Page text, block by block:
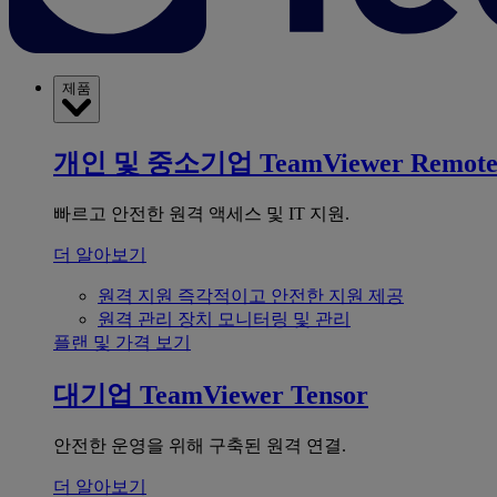
제품
개인 및 중소기업 TeamViewer Remote
빠르고 안전한 원격 액세스 및 IT 지원.
더 알아보기
원격 지원 즉각적이고 안전한 지원 제공
원격 관리 장치 모니터링 및 관리
플랜 및 가격 보기
대기업 TeamViewer Tensor
안전한 운영을 위해 구축된 원격 연결.
더 알아보기